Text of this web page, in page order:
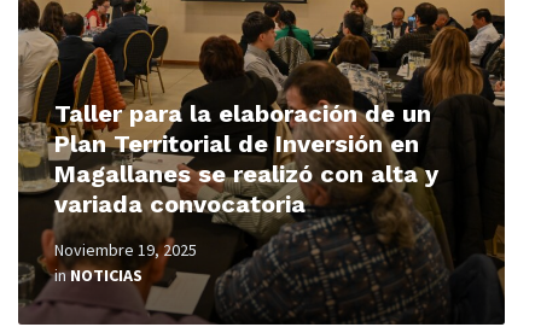
Taller para la elaboración de un
Plan Territorial de Inversión en
Magallanes se realizó con alta y
variada convocatoria
Noviembre 19, 2025
inNOTICIAS